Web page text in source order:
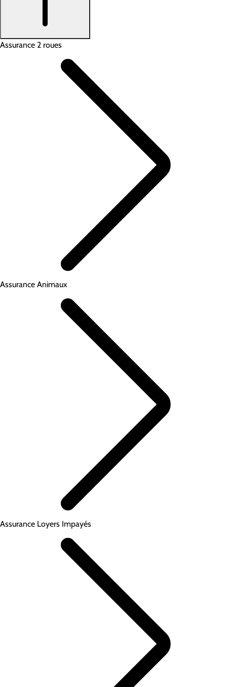
Assurance 2 roues
Assurance Animaux
Assurance Loyers Impayés